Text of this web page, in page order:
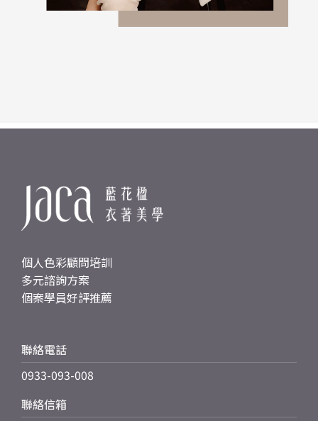
個人色彩顧問培訓
多元諮詢方案
個案學員好評推薦
聯絡電話
0933-093-008
聯絡信箱